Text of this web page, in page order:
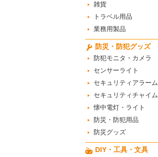
雑貨
トラベル用品
業務用製品
防災・防犯グッズ
防犯モニタ・カメラ
センサーライト
セキュリティアラーム
セキュリティチャイム
懐中電灯・ライト
防災・防犯用品
防災グッズ
DIY・工具・文具